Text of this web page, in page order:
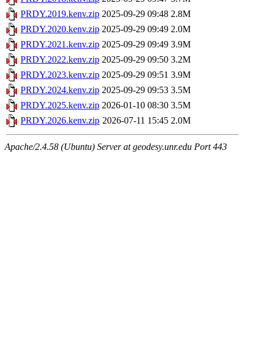
PRDY.2019.kenv.zip 2025-09-29 09:48 2.8M
PRDY.2020.kenv.zip 2025-09-29 09:49 2.0M
PRDY.2021.kenv.zip 2025-09-29 09:49 3.9M
PRDY.2022.kenv.zip 2025-09-29 09:50 3.2M
PRDY.2023.kenv.zip 2025-09-29 09:51 3.9M
PRDY.2024.kenv.zip 2025-09-29 09:53 3.5M
PRDY.2025.kenv.zip 2026-01-10 08:30 3.5M
PRDY.2026.kenv.zip 2026-07-11 15:45 2.0M
Apache/2.4.58 (Ubuntu) Server at geodesy.unr.edu Port 443